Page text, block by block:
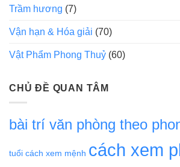
Trầm hương (7)
Vận hạn & Hóa giải (70)
Vật Phẩm Phong Thuỷ (60)
CHỦ ĐỀ QUAN TÂM
bài trí văn phòng theo
tuổi cách xem mệnh cách xem